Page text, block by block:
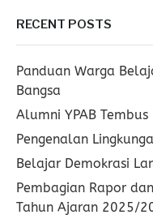
RECENT POSTS
Panduan Warga
Bangsa
Alumni YPAB
Pengenalan
Belajar Demokrasi
Pembagian Rapor
Tahun Ajaran 2025/